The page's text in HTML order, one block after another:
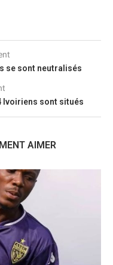
se sont neutralisés
Ivoiriens sont situés
AIMER